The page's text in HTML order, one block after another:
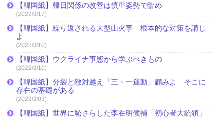
【韓国紙】韓日関係の改善は慎重姿勢で臨め
(2022/3/17)
【韓国紙】繰り返される大型山火事 根本的な対策を講じ
よ
(2022/3/10)
【韓国紙】ウクライナ事態から学ぶべきもの
(2022/3/10)
【韓国紙】分裂と敵対越え「三・一運動」顧みよ そこに
存在の基礎がある
(2022/3/03)
【韓国紙】世界に恥さらした李在明候補「初心者大統領」